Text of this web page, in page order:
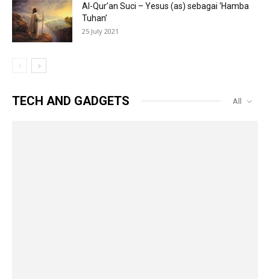
Al-Qur’an Suci – Yesus (as) sebagai ‘Hamba
Tuhan’
25 July 2021
TECH AND GADGETS All